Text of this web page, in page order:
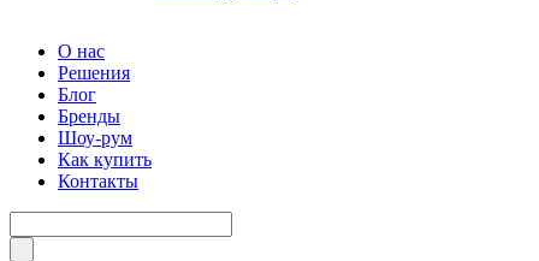
О нас
Решения
Блог
Бренды
Шоу-рум
Как купить
Контакты